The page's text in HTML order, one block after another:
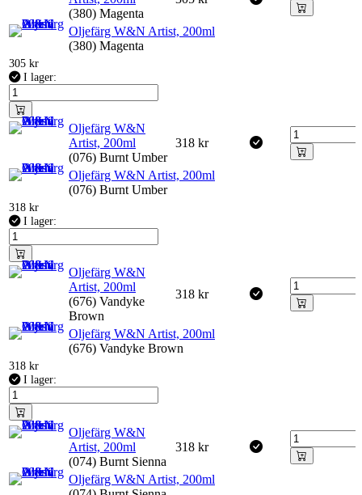
(380) Magenta
Oljefärg W&N Artist, 200ml
(380) Magenta
305 kr
I lager:
Oljefärg W&N
Artist, 200ml
(076) Burnt Umber
318 kr
Oljefärg W&N Artist, 200ml
(076) Burnt Umber
318 kr
I lager:
Oljefärg W&N
Artist, 200ml
(676) Vandyke
Brown
318 kr
Oljefärg W&N Artist, 200ml
(676) Vandyke Brown
318 kr
I lager:
Oljefärg W&N
Artist, 200ml
(074) Burnt Sienna
318 kr
Oljefärg W&N Artist, 200ml